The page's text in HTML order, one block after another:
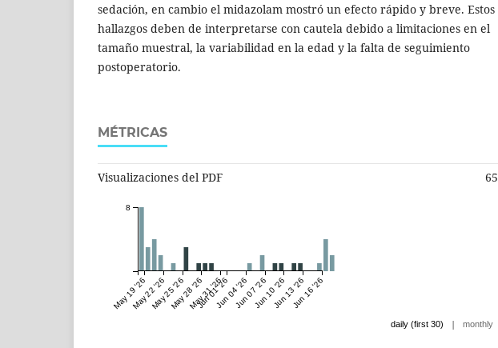
sedación, en cambio el midazolam mostró un efecto rápido y breve. Estos
hallazgos deben de interpretarse con cautela debido a limitaciones en el
tamaño muestral, la variabilidad en la edad y la falta de seguimiento
postoperatorio.
MÉTRICAS
Visualizaciones del PDF 65
May 19 '26May 22 '26May 25 '26May 28 '26May 31 '26
Jun 01 '26Jun 04 '26Jun 07 '26Jun 10 '26Jun 13 '26Jun 16 '26
8
daily (first 30) | monthly